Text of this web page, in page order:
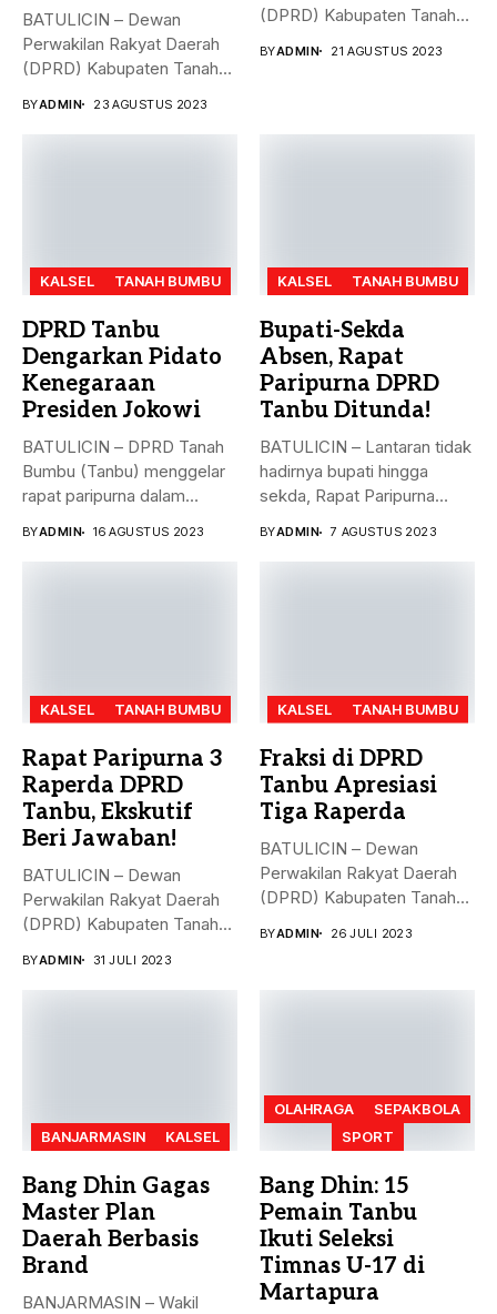
BATULICIN – Dewan
Perwakilan Rakyat Daerah
(DPRD) Kabupaten Tanah
BYADMIN 23 AGUSTUS 2023
(DPRD) Kabupaten Tanah
BYADMIN 21 AGUSTUS 2023
KALSEL TANAH BUMBU
DPRD Tanbu
Dengarkan Pidato
Kenegaraan
Presiden Jokowi
BATULICIN – DPRD Tanah
Bumbu (Tanbu) menggelar
rapat paripurna dalam
BYADMIN 16 AGUSTUS 2023
KALSEL TANAH BUMBU
Bupati-Sekda
Absen, Rapat
Paripurna DPRD
Tanbu Ditunda!
BATULICIN – Lantaran tidak
hadirnya bupati hingga
sekda, Rapat Paripurna
BYADMIN 7 AGUSTUS 2023
KALSEL TANAH BUMBU
Rapat Paripurna 3
Raperda DPRD
Tanbu, Ekskutif
Beri Jawaban!
BATULICIN – Dewan
Perwakilan Rakyat Daerah
(DPRD) Kabupaten Tanah
BYADMIN 31 JULI 2023
KALSEL TANAH BUMBU
Fraksi di DPRD
Tanbu Apresiasi
Tiga Raperda
BATULICIN – Dewan
Perwakilan Rakyat Daerah
(DPRD) Kabupaten Tanah
BYADMIN 26 JULI 2023
BANJARMASIN KALSEL
Bang Dhin Gagas
Master Plan
Daerah Berbasis
Brand
BANJARMASIN – Wakil
OLAHRAGA
SEPAKBOLA
SPORT
Bang Dhin: 15
Pemain Tanbu
Ikuti Seleksi
Timnas U-17 di
Martapura